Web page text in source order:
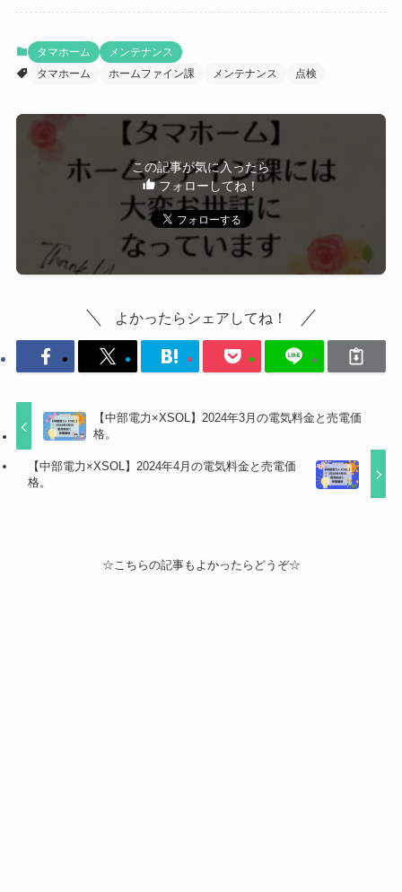
タマホーム
メンテナンス
タマホーム
ホームファイン課 メンテナンス 点検
この記事が気に入ったら
フォローしてね！
よかったらシェアしてね！
【中部電力×XSOL】2024年3月の電気料金と売電価
格。
【中部電力×XSOL】2024年4月の電気料金と売電価
格。
☆こちらの記事もよかったらどうぞ☆